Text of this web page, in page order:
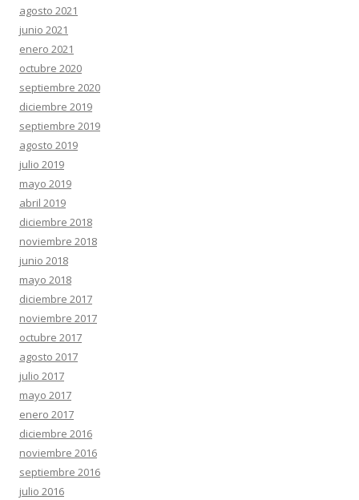
agosto 2021
junio 2021
enero 2021
octubre 2020
septiembre 2020
diciembre 2019
septiembre 2019
agosto 2019
julio 2019
mayo 2019
abril 2019
diciembre 2018
noviembre 2018
junio 2018
mayo 2018
diciembre 2017
noviembre 2017
octubre 2017
agosto 2017
julio 2017
mayo 2017
enero 2017
diciembre 2016
noviembre 2016
septiembre 2016
julio 2016